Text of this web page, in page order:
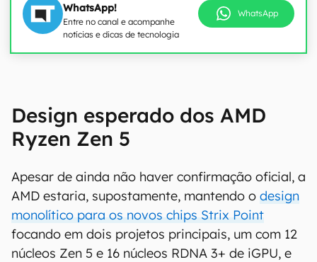
WhatsApp!
Entre no canal e acompanhe
notícias e dicas de tecnologia
WhatsApp
Design esperado dos AMD
Ryzen Zen 5
Apesar de ainda não haver confirmação oficial, a
AMD estaria, supostamente, mantendo o design
monolítico para os novos chips Strix Point
focando em dois projetos principais, um com 12
núcleos Zen 5 e 16 núcleos RDNA 3+ de iGPU, e